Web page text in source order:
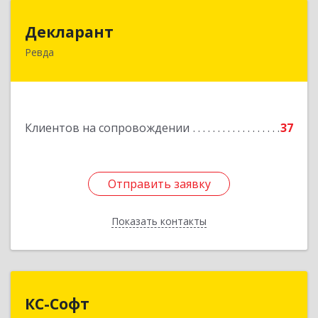
Декларант
Ревда
Клиентов на сопровождении 37
Отправить заявку
Показать контакты
623280, Свердловская обл, Ревда г, Азина ул,
Отправить заявку
Назад
КС-Софт